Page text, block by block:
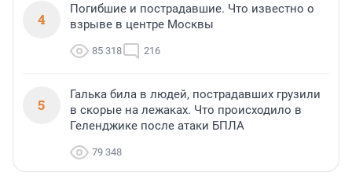
4
Погибшие и пострадавшие. Что известно о
взрыве в центре Москвы
85 318 216
5
Галька била в людей, пострадавших грузили
в скорые на лежаках. Что происходило в
Геленджике после атаки БПЛА
79 348